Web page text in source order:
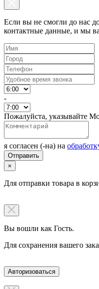
Если вы не смогли до нас
контактные данные, и мы
-
Пожалуйста, указывайте
я согласен (-на) на
×
Для отправки товара в
Вы вошли как Гость.
Для сохранения вашего
Авторизоваться